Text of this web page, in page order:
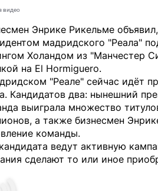
видео
Энрике Рикельме
мадридского "Реала"
Холандом из "Манчестер
на El Hormiguero.
"Реале" сейчас идёт
Кандидатов два: нынешний
выиграла множество
а также бизнесмен
команды.
ведут активную
сделают то или иное